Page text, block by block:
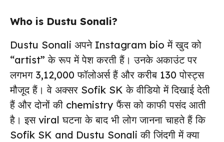
Who is Dustu Sonali?
Dustu Sonali अपने Instagram bio में खुद को
“artist” के रूप में पेश करती हैं। उनके अकाउंट पर
लगभग 3,12,000 फॉलोअर्स हैं और करीब 130 पोस्ट्स
मौजूद हैं। वे अक्सर Sofik SK के वीडियो में दिखाई देती
हैं और दोनों की chemistry फैंस को काफी पसंद आती
है। इस viral घटना के बाद भी लोग जानना चाहते हैं कि
Sofik SK and Dustu Sonali की जिंदगी में क्या